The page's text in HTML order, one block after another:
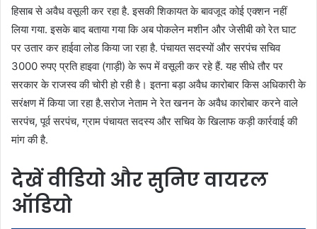
हिसाब से अवैध वसूली कर रहा है. इसकी शिकायत के बावजूद कोई एक्शन नहीं
लिया गया. इसके बाद बताया गया कि अब पोकलेन मशीन और जेसीबी को रेत घाट
पर उतार कर हाईवा लोड किया जा रहा है. पंचायत सदस्यों और सरपंच सचिव
3000 रुपए प्रति हाइवा (गाड़ी) के रूप में वसूली कर रहे हैं. यह सीधे तौर पर
सरकार के राजस्व की चोरी हो रही है। इतना बड़ा अवैध कारोबार किस अधिकारी के
सरंक्षण में किया जा रहा है.सरोज नेताम ने रेत खनन के अवैध कारोबार करने वाले
सरपंच, पूर्व सरपंच, ग्राम पंचायत सदस्य और सचिव के खिलाफ कड़ी कार्रवाई की
मांग की है.
देखें वीडियो और सुनिए वायरल
ऑडियो